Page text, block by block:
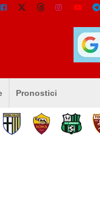
Pronostici